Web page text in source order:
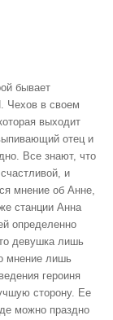
бывает
Чехов в своем
выходит
отец и
Все знают, что
и
мнение об Анне,
станции Анна
определенно
девушка лишь
мнение лишь
героиня
сторону. Ее
можно праздно